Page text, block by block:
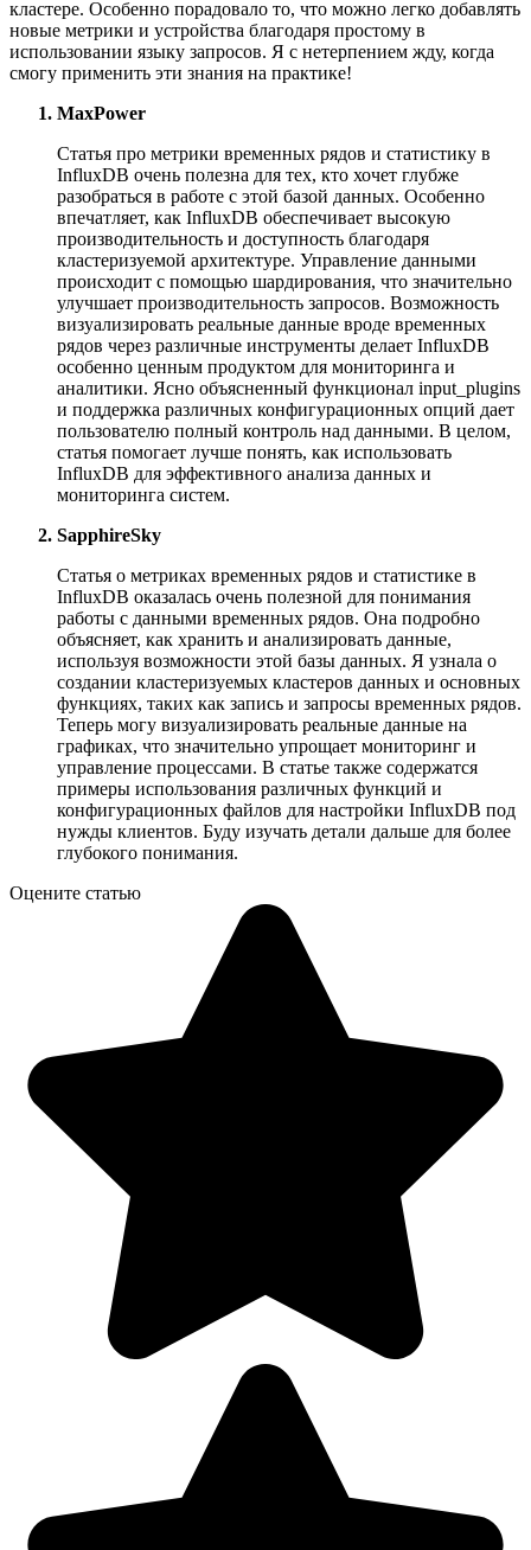
кластере. Особенно порадовало то, что можно легко добавлять
новые метрики и устройства благодаря простому в
использовании языку запросов. Я с нетерпением жду, когда
смогу применить эти знания на практике!
MaxPower
Статья про метрики временных рядов и статистику в
InfluxDB очень полезна для тех, кто хочет глубже
разобраться в работе с этой базой данных. Особенно
впечатляет, как InfluxDB обеспечивает высокую
производительность и доступность благодаря
кластеризуемой архитектуре. Управление данными
происходит с помощью шардирования, что значительно
улучшает производительность запросов. Возможность
визуализировать реальные данные вроде временных
рядов через различные инструменты делает InfluxDB
особенно ценным продуктом для мониторинга и
аналитики. Ясно объясненный функционал input_plugins
и поддержка различных конфигурационных опций дает
пользователю полный контроль над данными. В целом,
статья помогает лучше понять, как использовать
InfluxDB для эффективного анализа данных и
мониторинга систем.
SapphireSky
Статья о метриках временных рядов и статистике в
InfluxDB оказалась очень полезной для понимания
работы с данными временных рядов. Она подробно
объясняет, как хранить и анализировать данные,
используя возможности этой базы данных. Я узнала о
создании кластеризуемых кластеров данных и основных
функциях, таких как запись и запросы временных рядов.
Теперь могу визуализировать реальные данные на
графиках, что значительно упрощает мониторинг и
управление процессами. В статье также содержатся
примеры использования различных функций и
конфигурационных файлов для настройки InfluxDB под
нужды клиентов. Буду изучать детали дальше для более
глубокого понимания.
Оцените статью